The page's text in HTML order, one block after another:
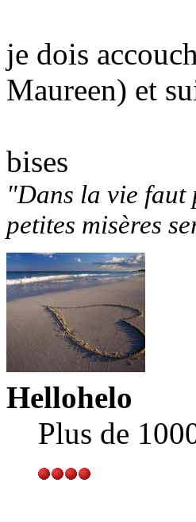
je dois
Maureen) et
bises
"Dans la vie faut
petites misères
Hellohelo
Plus de